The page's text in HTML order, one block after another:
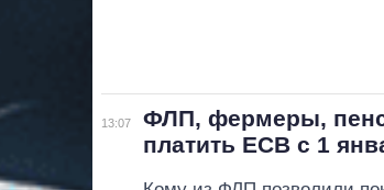
13:07
ФЛП, фермеры,
платить ЕСВ с 1